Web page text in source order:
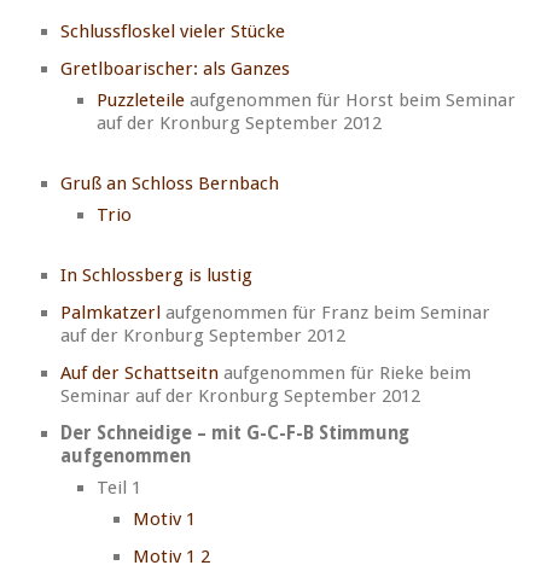
Schlussfloskel vieler Stücke
Gretlboarischer: als Ganzes
Puzzleteile aufgenommen für Horst beim Seminar
auf der Kronburg September 2012
Gruß an Schloss Bernbach
Trio
In Schlossberg is lustig
Palmkatzerl aufgenommen für Franz beim Seminar
auf der Kronburg September 2012
Auf der Schattseitn aufgenommen für Rieke beim
Seminar auf der Kronburg September 2012
Der Schneidige – mit G-C-F-B Stimmung
aufgenommen
Teil 1
Motiv 1
Motiv 1 2